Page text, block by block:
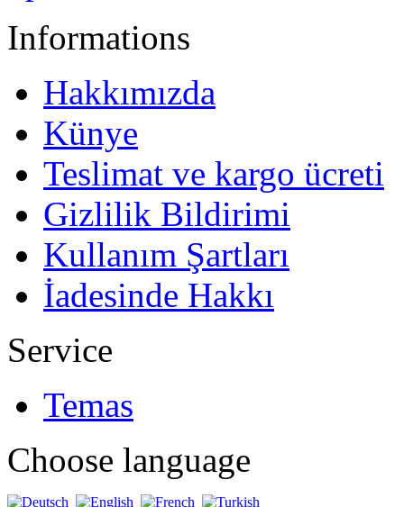
Informations
Hakkımızda
Künye
Teslimat ve kargo ücreti
Gizlilik Bildirimi
Kullanım Şartları
İadesinde Hakkı
Service
Temas
Choose language